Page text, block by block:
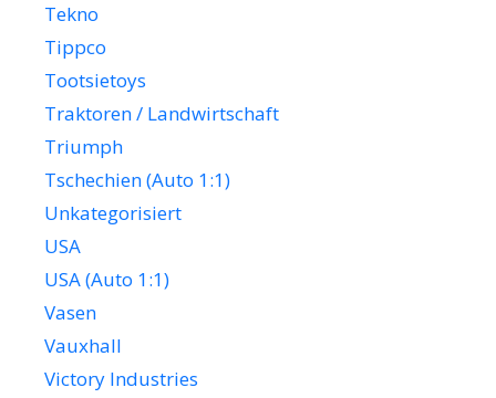
Tekno
Tippco
Tootsietoys
Traktoren / Landwirtschaft
Triumph
Tschechien (Auto 1:1)
Unkategorisiert
USA
USA (Auto 1:1)
Vasen
Vauxhall
Victory Industries